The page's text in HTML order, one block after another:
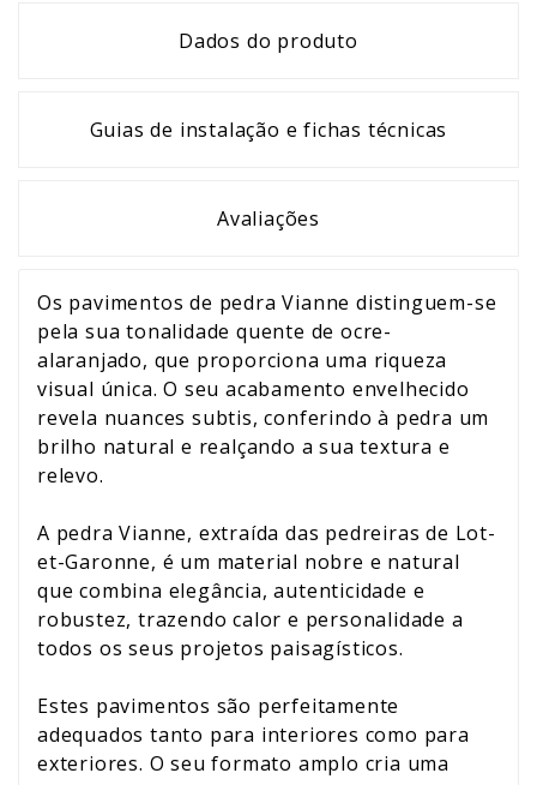
Dados do produto
Guias de instalação e fichas técnicas
Avaliações
Os pavimentos de pedra Vianne distinguem-se
pela sua tonalidade quente de ocre-
alaranjado, que proporciona uma riqueza
visual única. O seu acabamento envelhecido
revela nuances subtis, conferindo à pedra um
brilho natural e realçando a sua textura e
relevo.
A pedra Vianne, extraída das pedreiras de Lot-
et-Garonne, é um material nobre e natural
que combina elegância, autenticidade e
robustez, trazendo calor e personalidade a
todos os seus projetos paisagísticos.
Estes pavimentos são perfeitamente
adequados tanto para interiores como para
exteriores. O seu formato amplo cria uma